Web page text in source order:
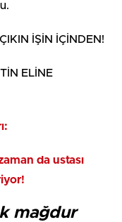
İŞİN İÇİNDEN!
ELİNE
da ustası
mağdur